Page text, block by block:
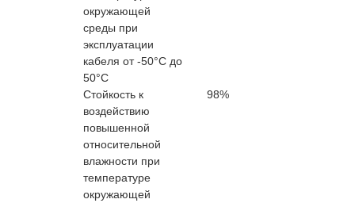
окружающей
среды при
эксплуатации
кабеля от -50°С до
50°С
Стойкость к
воздействию
повышенной
относительной
влажности при
температуре
окружающей
98%